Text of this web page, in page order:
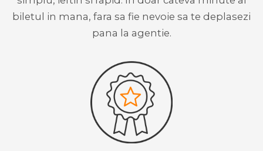
biletul in mana, fara sa fie nevoie sa te deplasezi
pana la agentie.